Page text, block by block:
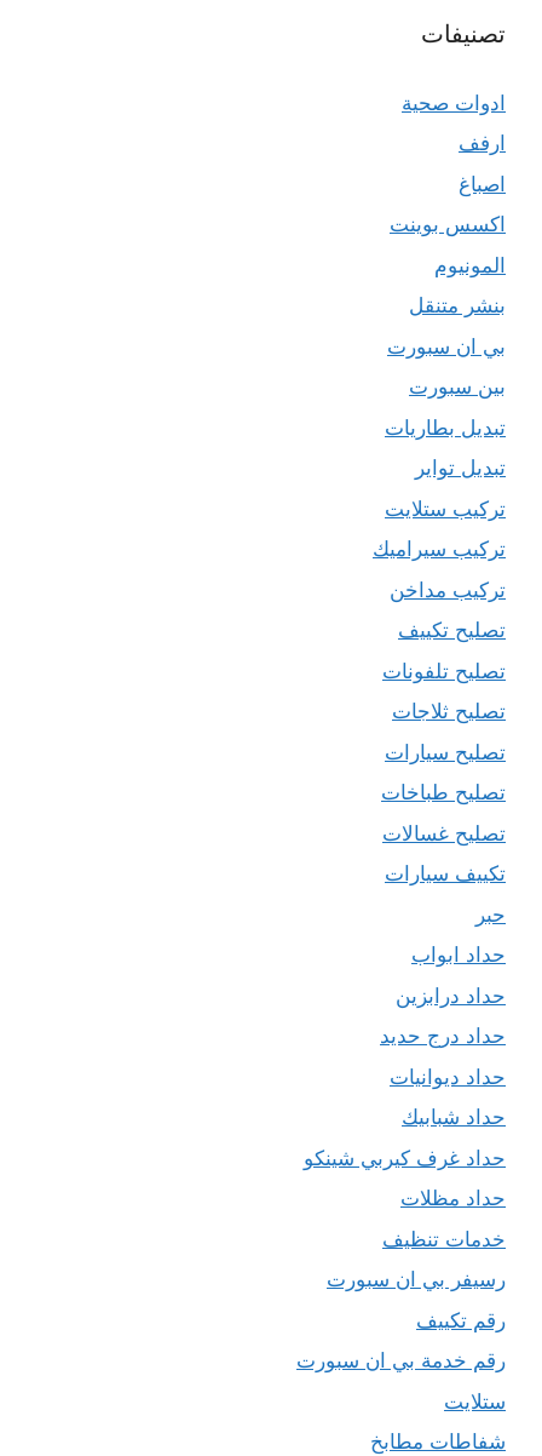
تصنيفات
ادوات صحية
ارفف
اصباغ
اكسس بوينت
المونيوم
بنشر متنقل
بي ان سبورت
بين سبورت
تبديل بطاريات
تبديل تواير
تركيب ستلايت
تركيب سيراميك
تركيب مداخن
تصليح تكييف
تصليح تلفونات
تصليح ثلاجات
تصليح سيارات
تصليح طباخات
تصليح غسالات
تكييف سيارات
حبر
حداد ابواب
حداد درابزين
حداد درج حديد
حداد ديوانيات
حداد شبابيك
حداد غرف كيربي شينكو
حداد مظلات
خدمات تنظيف
رسيفر بي ان سبورت
رقم تكييف
رقم خدمة بي ان سبورت
ستلايت
شفاطات مطابخ